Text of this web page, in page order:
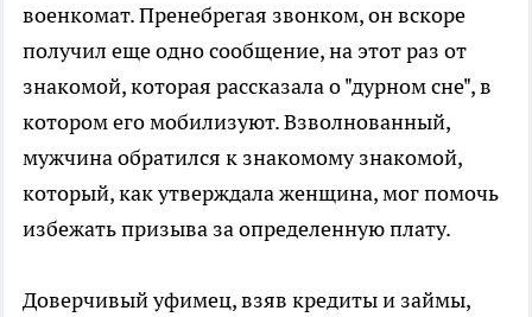
военкомат. Пренебрегая звонком, он вскоре
получил еще одно сообщение, на этот раз от
знакомой, которая рассказала о "дурном сне", в
котором его мобилизуют. Взволнованный,
мужчина обратился к знакомому знакомой,
который, как утверждала женщина, мог помочь
избежать призыва за определенную плату.
Доверчивый уфимец, взяв кредиты и займы,